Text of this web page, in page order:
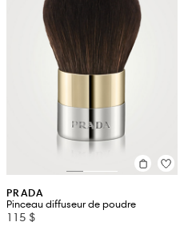
PRADA
Pinceau diffuseur de poudre
115 $